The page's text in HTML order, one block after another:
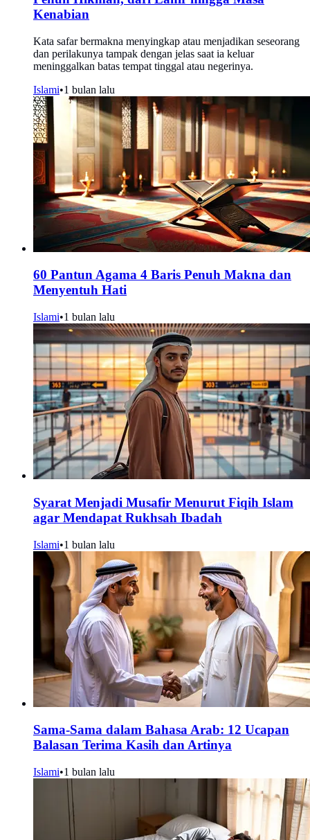
Kenabian
Kata safar bermakna menyingkap atau menjadikan seseorang
dan perilakunya tampak dengan jelas saat ia keluar
meninggalkan batas tempat tinggal atau negerinya.
Islami•1 bulan lalu
60 Pantun Agama 4 Baris Penuh Makna dan
Menyentuh Hati
Islami•1 bulan lalu
Syarat Menjadi Musafir Menurut Fiqih Islam
agar Mendapat Rukhsah Ibadah
Islami•1 bulan lalu
Sama-Sama dalam Bahasa Arab: 12 Ucapan
Balasan Terima Kasih dan Artinya
Islami•1 bulan lalu